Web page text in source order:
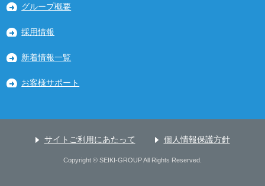
グループ概要
採用情報
新着情報一覧
お客様サポート
サイトご利用にあたって 個人情報保護方針
Copyright © SEIKI-GROUP All Rights Reserved.